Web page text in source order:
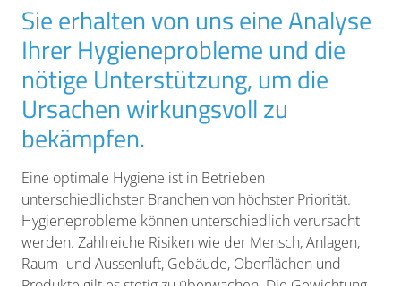
Sie erhalten von uns eine Analyse
Ihrer Hygieneprobleme und die
nötige Unterstützung, um die
Ursachen wirkungsvoll zu
bekämpfen.
Eine optimale Hygiene ist in Betrieben
unterschiedlichster Branchen von höchster Priorität.
Hygieneprobleme können unterschiedlich verursacht
werden. Zahlreiche Risiken wie der Mensch, Anlagen,
Raum- und Aussenluft, Gebäude, Oberflächen und